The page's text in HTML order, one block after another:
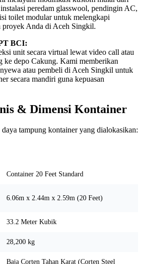
peredam glasswool, pendingin AC,
toilet modular untuk melengkapi
proyek Anda di Aceh Singkil.
BCI:
unit secara virtual lewat video call atau
ke depo Cakung. Kami memberikan
atau pembeli di Aceh Singkil untuk
secara mandiri guna kepuasan
& Dimensi Kontainer
tampung kontainer yang dialokasikan:
Container 20 Feet Standard
6.06m x 2.44m x 2.59m (20 Feet)
33.2 Meter Kubik
28,200 kg
Baja Corten Tahan Karat (Corten Steel